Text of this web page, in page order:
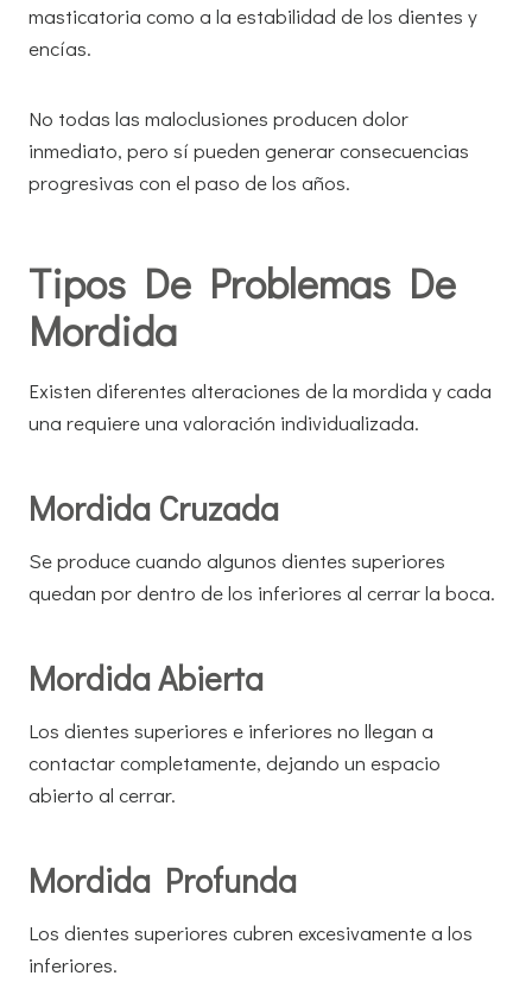
masticatoria como a la estabilidad de los dientes y
encías.
No todas las maloclusiones producen dolor
inmediato, pero sí pueden generar consecuencias
progresivas con el paso de los años.
Tipos De Problemas De
Mordida
Existen diferentes alteraciones de la mordida y cada
una requiere una valoración individualizada.
Mordida Cruzada
Se produce cuando algunos dientes superiores
quedan por dentro de los inferiores al cerrar la boca.
Mordida Abierta
Los dientes superiores e inferiores no llegan a
contactar completamente, dejando un espacio
abierto al cerrar.
Mordida Profunda
Los dientes superiores cubren excesivamente a los
inferiores.